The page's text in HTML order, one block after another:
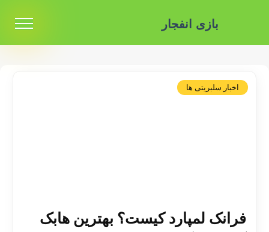
بازی انفجار
اخبار سلبریتی ها
فرانک لمپارد کیست؟ بهترین هابک